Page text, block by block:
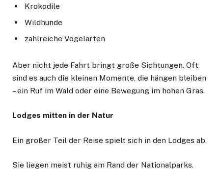
Krokodile
Wildhunde
zahlreiche Vogelarten
Aber nicht jede Fahrt bringt große Sichtungen. Oft
sind es auch die kleinen Momente, die hängen bleiben
– ein Ruf im Wald oder eine Bewegung im hohen Gras.
Lodges mitten in der Natur
Ein großer Teil der Reise spielt sich in den Lodges ab.
Sie liegen meist ruhig am Rand der Nationalparks.